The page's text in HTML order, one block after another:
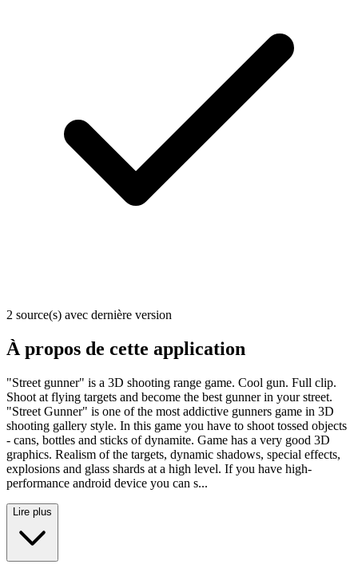
2 source(s) avec dernière version
À propos de cette application
"Street gunner" is a 3D shooting range game. Cool gun. Full clip.
Shoot at flying targets and become the best gunner in your street.
"Street Gunner" is one of the most addictive gunners game in 3D
shooting gallery style. In this game you have to shoot tossed objects
- cans, bottles and sticks of dynamite. Game has a very good 3D
graphics. Realism of the targets, dynamic shadows, special effects,
explosions and glass shards at a high level. If you have high-
performance android device you can s...
Lire plus